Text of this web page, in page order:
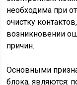
необходима при
очистку
возникновении
причин.
Основными
блока, являются: